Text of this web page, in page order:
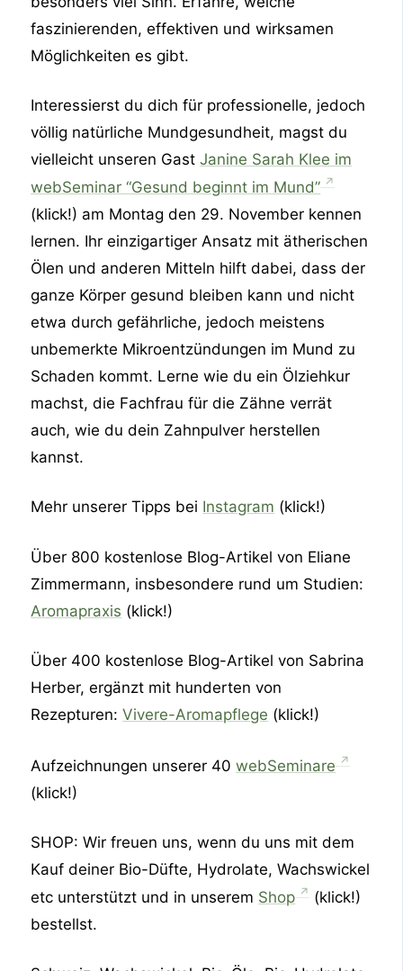
faszinierenden, effektiven und wirksamen
Möglichkeiten es gibt.
Interessierst du dich für professionelle, jedoch
völlig natürliche Mundgesundheit, magst du
vielleicht unseren GastJanine Sarah Klee im
webSeminar “Gesund beginnt im Mund”
(klick!) am Montag den 29. November kennen
lernen. Ihr einzigartiger Ansatz mit ätherischen
Ölen und anderen Mitteln hilft dabei, dass der
ganze Körper gesund bleiben kann und nicht
etwa durch gefährliche, jedoch meistens
unbemerkte Mikroentzündungen im Mund zu
Schaden kommt. Lerne wie du ein Ölziehkur
machst, die Fachfrau für die Zähne verrät
auch, wie du dein Zahnpulver herstellen
kannst.
Mehr unserer Tipps bei Instagram (klick!)
Über 800 kostenlose Blog-Artikel von Eliane
Zimmermann, insbesondere rund um Studien:
Aromapraxis (klick!)
Über 400 kostenlose Blog-Artikel von Sabrina
Herber, ergänzt mit hunderten von
Rezepturen:Vivere-Aromapflege (klick!)
Aufzeichnungen unserer 40webSeminare
(klick!)
SHOP: Wir freuen uns, wenn du uns mit dem
Kauf deiner Bio-Düfte, Hydrolate, Wachswickel
etc unterstützt und in unserem Shop
(klick!)
bestellst.